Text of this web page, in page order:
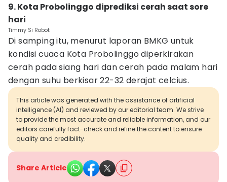
9. Kota Probolinggo diprediksi cerah saat sore
hari
Timmy Si Robot
Di samping itu, menurut laporan BMKG untuk
kondisi cuaca Kota Probolinggo diperkirakan
cerah pada siang hari dan cerah pada malam hari
dengan suhu berkisar 22-32 derajat celcius.
This article was generated with the assistance of artificial
intelligence (AI) and reviewed by our editorial team. We strive
to provide the most accurate and reliable information, and our
editors carefully fact-check and refine the content to ensure
quality and credibility.
Share Article